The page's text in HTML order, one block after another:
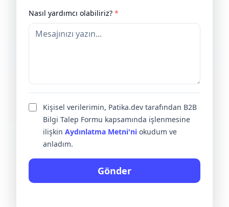
Nasıl yardımcı olabiliriz? *
Kişisel verilerimin, Patika.dev tarafından B2B
Bilgi Talep Formu kapsamında işlenmesine
ilişkin Aydınlatma Metni'ni okudum ve
anladım.
Gönder